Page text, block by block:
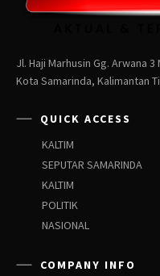
Jl. Haji Marhusin Gg. Arwana
Kota Samarinda, Kalimantan
QUICK ACCESS
KALTIM
SEPUTAR SAMARINDA
KALTIM
POLITIK
NASIONAL
COMPANY INFO